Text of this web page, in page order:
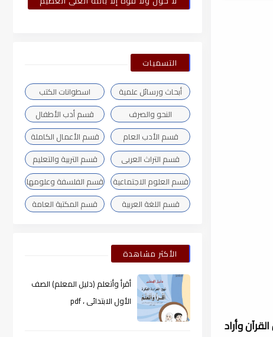
وأراد
التسميات
أبحاث ورسائل علمية
اسطوانات الكتب
النحو والصرف
قسم أدب الأطفال
قسم الأدب العام
قسم الأعمال الكاملة
قسم التراث العربى
قسم التربية والتعليم
قسم العلوم الاجتماعية
قسم الفلسفة وعلومها
قسم اللغة العربية
قسم المكتبة العامة
الأكثر مشاهدة
أقرأ وأتعلم (دليل المعلم) الصف
الأول الابتدائى ، pdf